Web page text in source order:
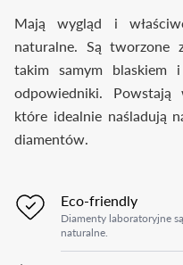
Mają wygląd i
naturalne. Są tworzone
takim samym blaskiem
odpowiedniki.
które idealnie naśladują
diamentów.
Eco-friendly
Diamenty laboratoryjne
naturalne.